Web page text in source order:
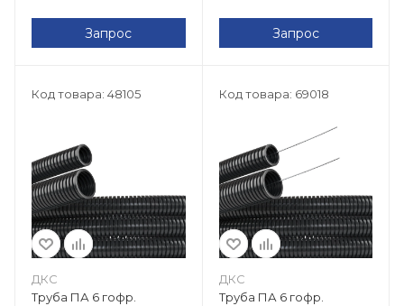
Запрос Запрос
Код товара: 48105
ДКС
Труба ПА 6 гофр.
Код товара: 69018
ДКС
Труба ПА 6 гофр.